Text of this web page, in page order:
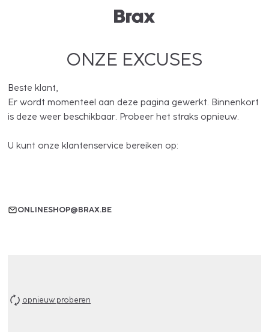
ONZE EXCUSES
Beste klant,
Er wordt momenteel aan deze pagina gewerkt. Binnenkort
is deze weer beschikbaar. Probeer het straks opnieuw.
U kunt onze klantenservice bereiken op:
ONLINESHOP@BRAX.BE
opnieuw proberen